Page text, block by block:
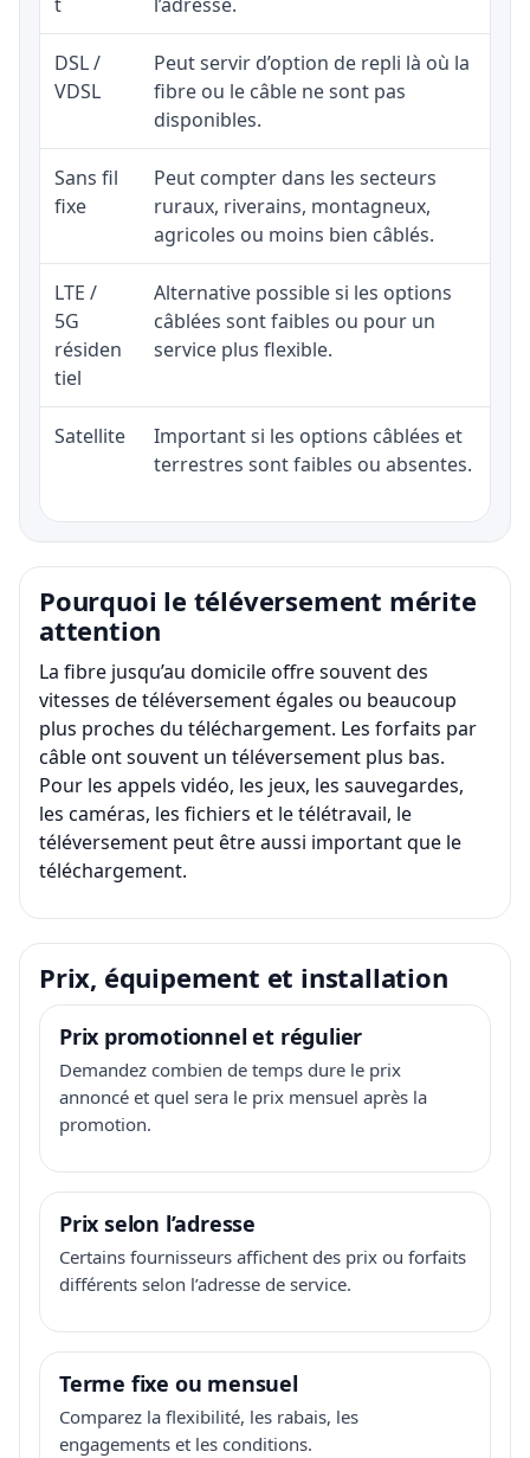
DSL /
VDSL
Peut servir d’option de repli là où la
fibre ou le câble ne sont pas
disponibles.
Sans fil
fixe
Peut compter dans les secteurs
ruraux, riverains, montagneux,
agricoles ou moins bien câblés.
LTE /
5G
résiden
tiel
Alternative possible si les options
câblées sont faibles ou pour un
service plus flexible.
Satellite
Important si les options câblées et
terrestres sont faibles ou absentes.
Pourquoi le téléversement mérite
attention
La fibre jusqu’au domicile offre souvent des
vitesses de téléversement égales ou beaucoup
plus proches du téléchargement. Les forfaits par
câble ont souvent un téléversement plus bas.
Pour les appels vidéo, les jeux, les sauvegardes,
les caméras, les fichiers et le télétravail, le
téléversement peut être aussi important que le
téléchargement.
Prix, équipement et installation
Prix promotionnel et régulier
Demandez combien de temps dure le prix
annoncé et quel sera le prix mensuel après la
promotion.
Prix selon l’adresse
Certains fournisseurs affichent des prix ou forfaits
différents selon l’adresse de service.
Terme fixe ou mensuel
Comparez la flexibilité, les rabais, les
engagements et les conditions.